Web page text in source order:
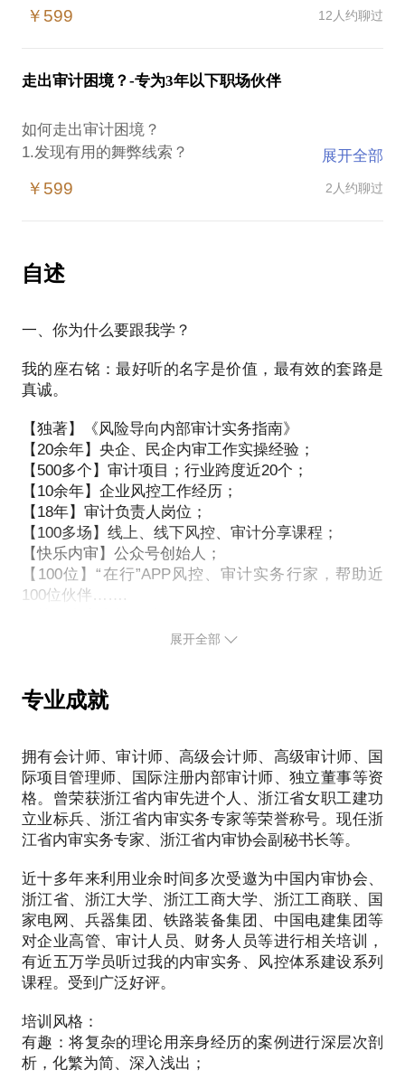
《好的人际关系为内审插上翱翔的翅膀----内审实务之
与探索》
险为导向的审计流程实践与探索》 《以风险为导向的
采购专项审计的实践与探索》
《成功的审计师应该是营销大师---审计营销实践与思
考》 《管不好项目就做不好审计---审计项目管理实践
鬼/招投标审计实务》
不审计---审计整改落地的实践与思考》 《内审准则在
审计实务中的运用与创新》等
某集团（高管）：“为付老师付出的一切感到欣慰！再
次感谢您！我活到这把年纪还遇到您这么好的良师实
在是我和集团的幸运，要感恩啊！活到老，学到老！
谢谢您，我们永远的老师！”
浙大学员（央企高管）：“欣赏付老师的人格魅力，赞
2.如何在组织里播种风控思想，并能生根发芽？
5.风控方案如何实施？步骤是？
系、组织结构、团队组建等。
如何识别这些能力？
......
￥599 12人约聊过
走出审计困境？-专为3年以下职场伙伴
如何走出审计困境？
1.发现有用的舞弊线索？
3.审计报告怎么写？
6.审计职场规划？
7.审计沟通技巧？
展开全部
￥599 2人约聊过
自述
一、你为什么要跟我学？
我的座右铭：最好听的名字是价值，最有效的套路是
真诚。
【独著】《风险导向内部审计实务指南》
【20余年】央企、民企内审工作实操经验；
【500多个】审计项目；行业跨度近20个；
【10余年】企业风控工作经历；
【18年】审计负责人岗位；
【100多场】线上、线下风控、审计分享课程；
【快乐内审】公众号创始人；
【100位】“在行”APP风控、审计实务行家，帮助近
100位伙伴…….
自己的职业理想。
计企业风控体系建设，包括公司治理、授权体系、组
织架构和流程搭建等。
3.辅导有趣、有料、有效。我开发了十多门风控+内审
专业工作坊（理论体系+审计实战案例）手把手辅
趣、有料、有效。
4.跨界服务受众群体。我的辅导受众群体不仅包括审
计工作人员、财务工作人员、风控工作人员，还包括
行政事业工作人员，政府机关人员、企业家及其他企
业高管。
5.跨20个行业的服务对象。
我有10多年世界500强上市公司央企审计实战经验，
精通制造业、矿山业、药业、服装业、房地产业、商
展开全部
专业成就
拥有会计师、审计师、高级会计师、高级审计师、国
际项目管理师、国际注册内部审计师、独立董事等资
格。曾荣获浙江省内审先进个人、浙江省女职工建功
立业标兵、浙江省内审实务专家等荣誉称号。现任浙
江省内审实务专家、浙江省内审协会副秘书长等。
近十多年来利用业余时间多次受邀为中国内审协会、
浙江省、浙江大学、浙江工商大学、浙江工商联、国
家电网、兵器集团、铁路装备集团、中国电建集团等
对企业高管、审计人员、财务人员等进行相关培训，
有近五万学员听过我的内审实务、风控体系建设系列
课程。受到广泛好评。
培训风格：
有趣：将复杂的理论用亲身经历的案例进行深层次剖
析，化繁为简、深入浅出；